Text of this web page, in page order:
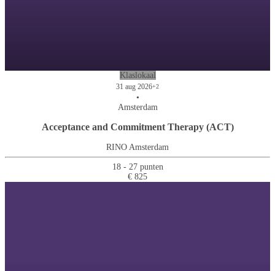
Klaslokaal
31 aug 2026+2
•
Amsterdam
Acceptance and Commitment Therapy (ACT)
RINO Amsterdam
18 - 27 punten
€ 825